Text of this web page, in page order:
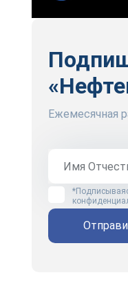
Ежемесячная